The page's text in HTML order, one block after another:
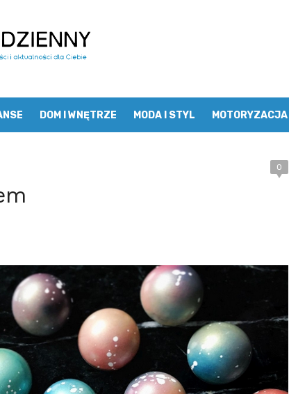
DOM I WNĘTRZE MODA I STYL MOTORYZACJA
0